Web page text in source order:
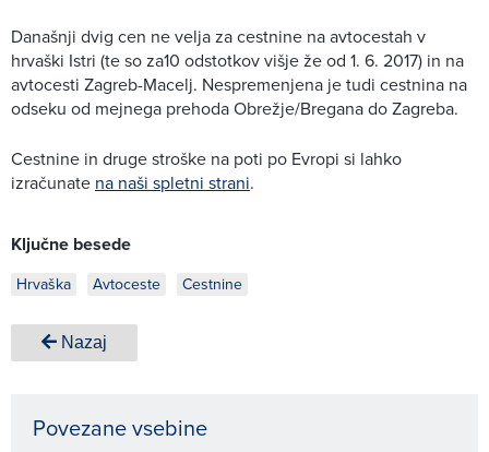
Današnji dvig cen ne velja za cestnine na avtocestah v
hrvaški Istri (te so za10 odstotkov višje že od 1. 6. 2017) in na
avtocesti Zagreb-Macelj. Nespremenjena je tudi cestnina na
odseku od mejnega prehoda Obrežje/Bregana do Zagreba.
Cestnine in druge stroške na poti po Evropi si lahko
izračunate na naši spletni strani.
Ključne besede
Hrvaška Avtoceste Cestnine
Nazaj
Povezane vsebine